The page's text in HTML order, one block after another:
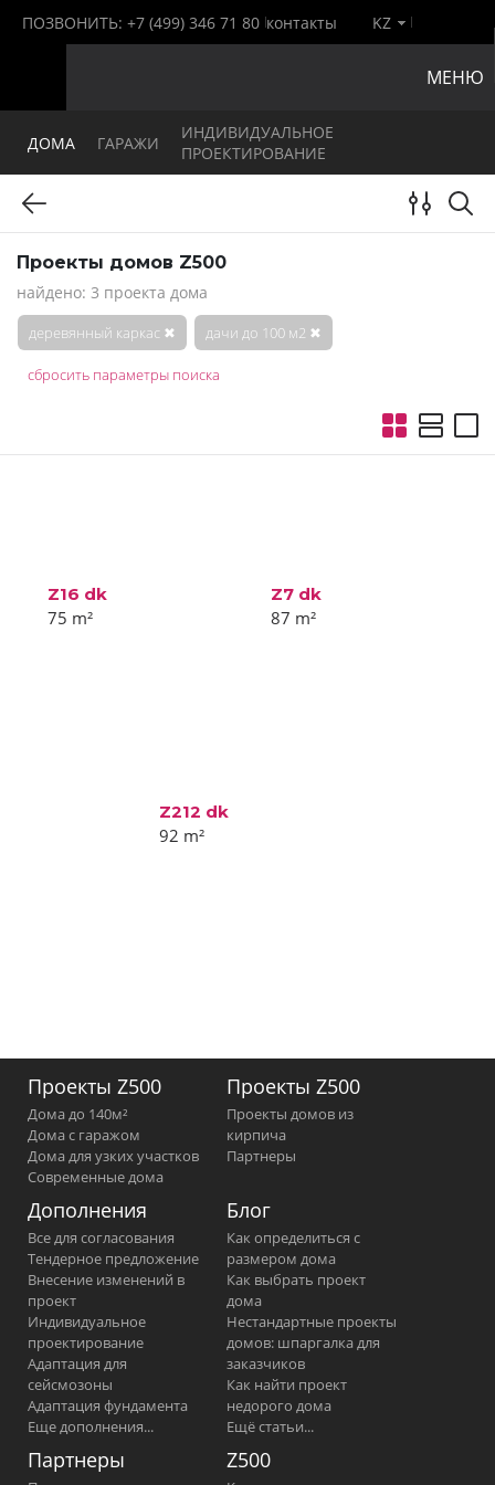
ПОЗВОНИТЬ: +7 (499) 346 71 80 контакты KZ
МЕНЮ
ДОМА ГАРАЖИ
ИНДИВИДУАЛЬНОЕ
ПРОЕКТИРОВАНИЕ
Проекты домов Z500
найдено: 3 проекта дома
деревянный каркас ✖ дачи до 100 м2 ✖
сбросить параметры поиска
Z16 dk
75 m²
Z7 dk
87 m²
Z212 dk
92 m²
Проекты Z500
Дома до 140м²
Дома с гаражом
Дома для узких участков
Современные дома
Проекты Z500
Проекты домов из
кирпича
Партнеры
Дополнения
Все для согласования
Тендерное предложение
Внесение изменений в
проект
Индивидуальное
проектирование
Адаптация для
сейсмозоны
Адаптация фундамента
Еще дополнения...
Блог
Как определиться с
размером дома
Как выбрать проект
дома
Нестандартные проекты
домов: шпаргалка для
заказчиков
Как найти проект
недорого дома
Ещё статьи...
Партнеры Z500